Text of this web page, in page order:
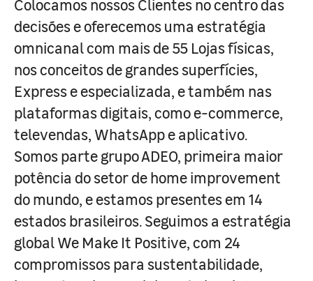
Colocamos nossos Clientes no centro das
decisões e oferecemos uma estratégia
omnicanal com mais de 55 Lojas físicas,
nos conceitos de grandes superfícies,
Express e especializada, e também nas
plataformas digitais, como e-commerce,
televendas, WhatsApp e aplicativo.
Somos parte grupo ADEO, primeira maior
potência do setor de home improvement
do mundo, e estamos presentes em 14
estados brasileiros. Seguimos a estratégia
global We Make It Positive, com 24
compromissos para sustentabilidade,